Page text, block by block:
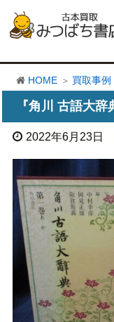
HOME 買取事例
『角川 古語大
2022年6月23日